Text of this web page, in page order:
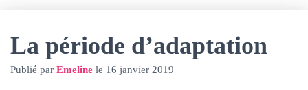
La période d’adaptation
Publié par Emeline le 16 janvier 2019